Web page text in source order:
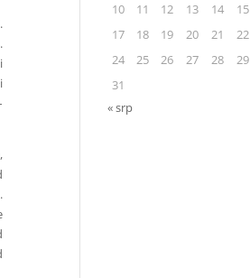
10
11 12 13 14 15
17
18 19 20 21 22
24
25 26 27 28 29
31
« srp